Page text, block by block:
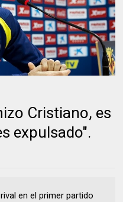
Cristiano, es
expulsado".
en el primer partido